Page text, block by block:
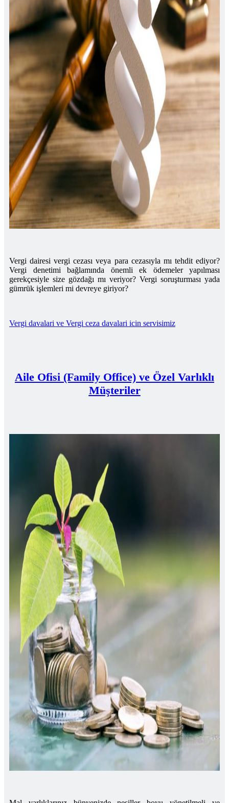
Vergi dairesi vergi cezası veya para cezasıyla mı tehdit ediyor?
Vergi denetimi bağlamında önemli ek ödemeler yapılması
gerekçesiyle size gözdağı mı veriyor? Vergi soruşturması yada
gümrük işlemleri mi devreye giriyor?
Vergi davalari ve Vergi ceza davalari icin servisimiz
Aile Ofisi (Family Office) ve Özel Varlıklı
Müşteriler